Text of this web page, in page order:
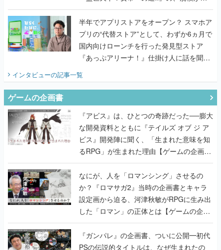
うこだわりをプロデューサーに聞いた
半年でアプリストアをオープン？ スマホア
プリの“代替ストア”として、わずか6ヵ月で
国内向けローンチを行った発見型ストア
『あっぷアリーナ！』仕掛け人に話を聞い
てみた
インタビューの記事一覧
ゲームの企画書
『アビス』は、ひとつの奇跡だった──膨大
な開発資料とともに『テイルズ オブ ジ ア
ビス』開発陣に聞く、「生まれた意味を知
るRPG」が生まれた理由【ゲームの企画
書】
なにが、人を「ロマンシング」させるの
か？『ロマサガ2』当時の企画書とキャラ
設定画から迫る、河津秋敏がRPGに生み出
した「ロマン」の正体とは【ゲームの企画
書】
『ガンパレ』の企画書、ついに公開━初代
PSの伝説的タイトルは、なぜ生まれたの